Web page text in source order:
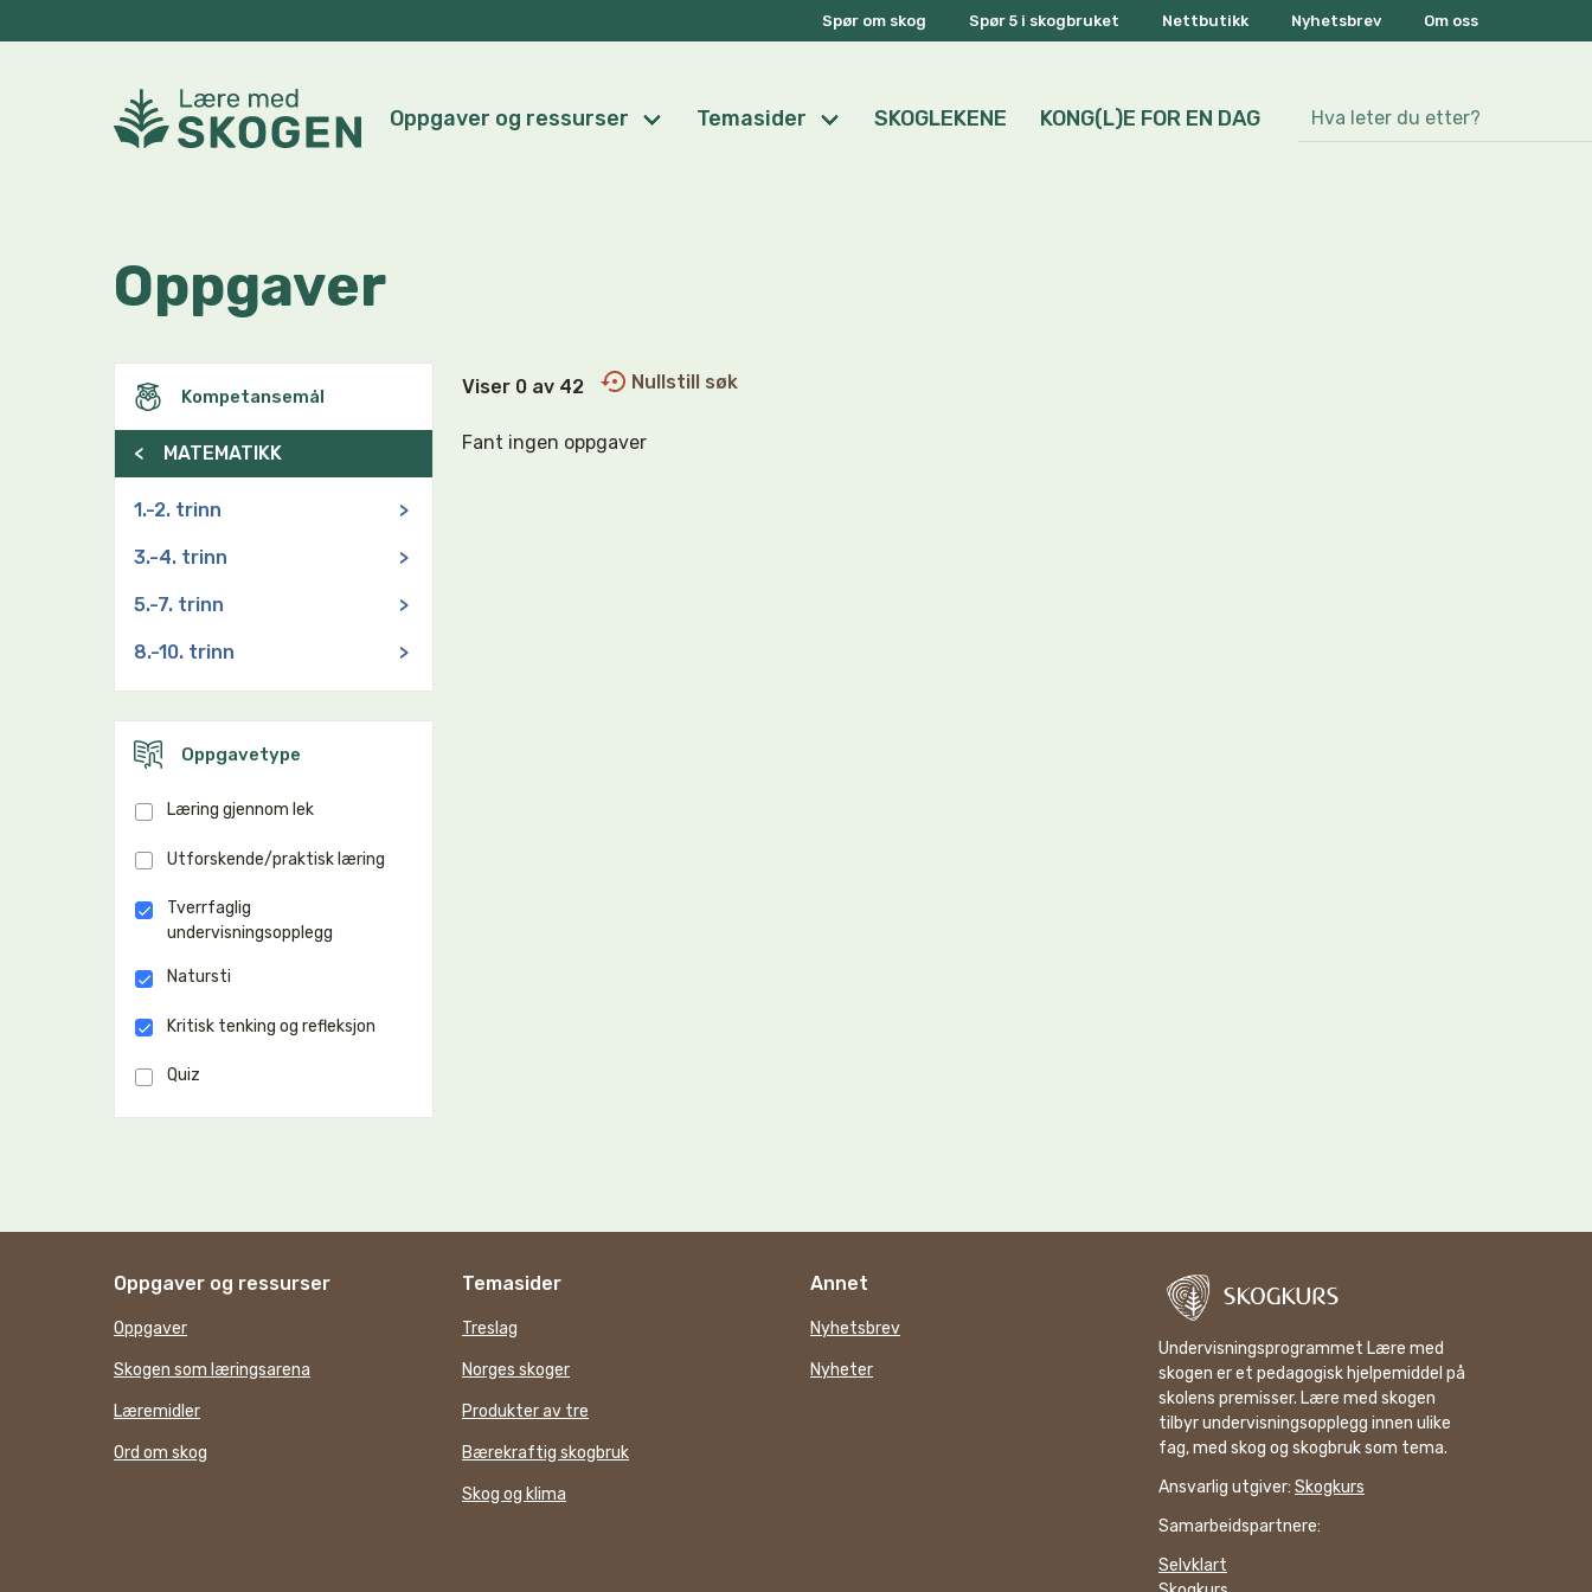
Spør om skog Spør 5 i skogbruket Nettbutikk Nyhetsbrev Om oss
Oppgaver og ressurser Temasider SKOGLEKENE KONG(L)E FOR EN DAG
Oppgaver
Kompetansemål
< MATEMATIKK
1.-2. trinn >
3.-4. trinn >
5.-7. trinn >
8.-10. trinn >
Oppgavetype
Læring gjennom lek
Utforskende/praktisk læring
Tverrfaglig
undervisningsopplegg
Natursti
Kritisk tenking og refleksjon
Quiz
Viser 0 av 42 Nullstill søk
Fant ingen oppgaver
Oppgaver og ressurser
Oppgaver
Skogen som læringsarena
Læremidler
Ord om skog
Temasider
Treslag
Norges skoger
Produkter av tre
Bærekraftig skogbruk
Skog og klima
Annet
Nyhetsbrev
Nyheter
Undervisningsprogrammet Lære med
skogen er et pedagogisk hjelpemiddel på
skolens premisser. Lære med skogen
tilbyr undervisningsopplegg innen ulike
fag, med skog og skogbruk som tema.
Ansvarlig utgiver: Skogkurs
Samarbeidspartnere:
Selvklart